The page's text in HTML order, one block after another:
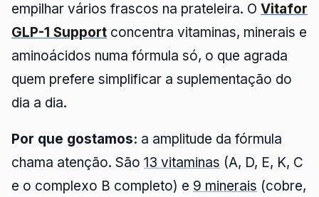
empilhar vários frascos na prateleira. O Vitafor
GLP-1 Support concentra vitaminas, minerais e
aminoácidos numa fórmula só, o que agrada
quem prefere simplificar a suplementação do
dia a dia.
Por que gostamos: a amplitude da fórmula
chama atenção. São 13 vitaminas (A, D, E, K, C
e o complexo B completo) e 9 minerais (cobre,